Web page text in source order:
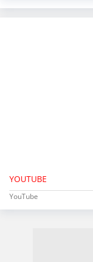
YOUTUBE
YouTube